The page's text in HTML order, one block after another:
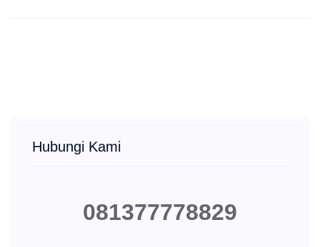
Hubungi Kami
081377778829